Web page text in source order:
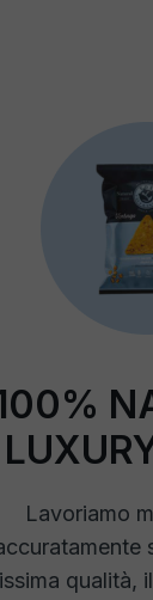
Lavoriamo
qualità,